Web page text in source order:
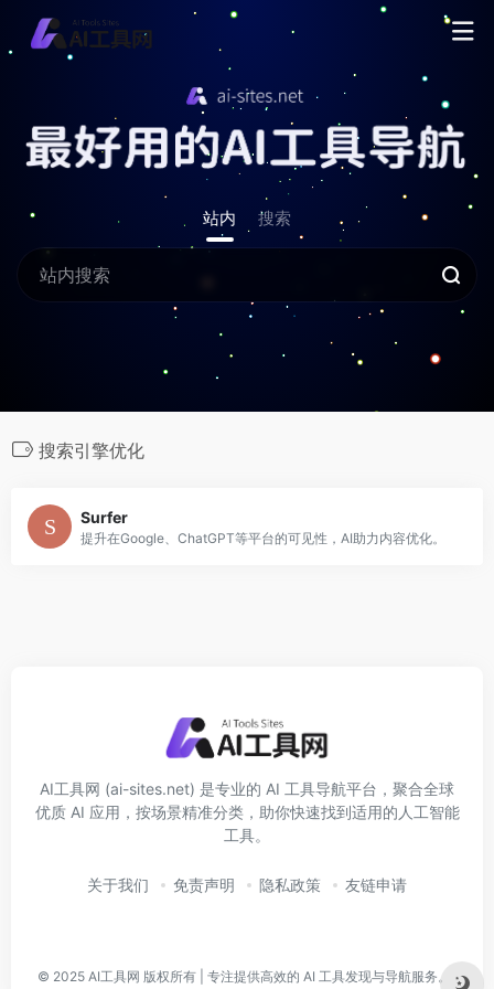
站内 搜索
搜索引擎优化
Surfer
提升在Google、ChatGPT等平台的可见性，AI助力内容优化。
AI工具网 (ai-sites.net) 是专业的 AI 工具导航平台，聚合全球
优质 AI 应用，按场景精准分类，助你快速找到适用的人工智能
工具。
关于我们 免责声明 隐私政策 友链申请
© 2025 AI工具网 版权所有 | 专注提供高效的 AI 工具发现与导航服务。